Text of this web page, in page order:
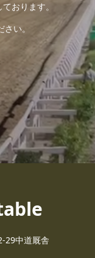
おります。
い。
29中道厩舎